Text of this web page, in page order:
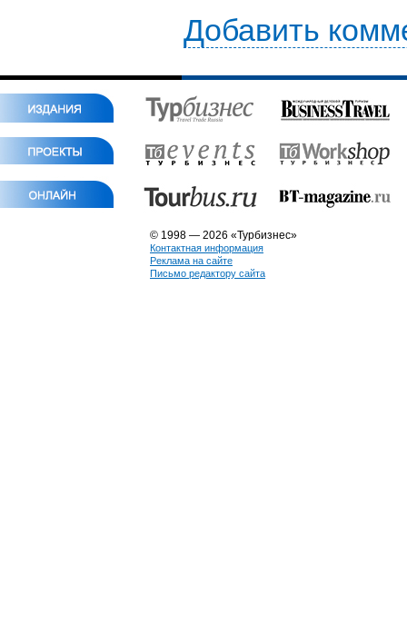
Добавить
© 1998 — 2026 «Турбизнес»
Контактная информация
Реклама на сайте
Письмо редактору сайта